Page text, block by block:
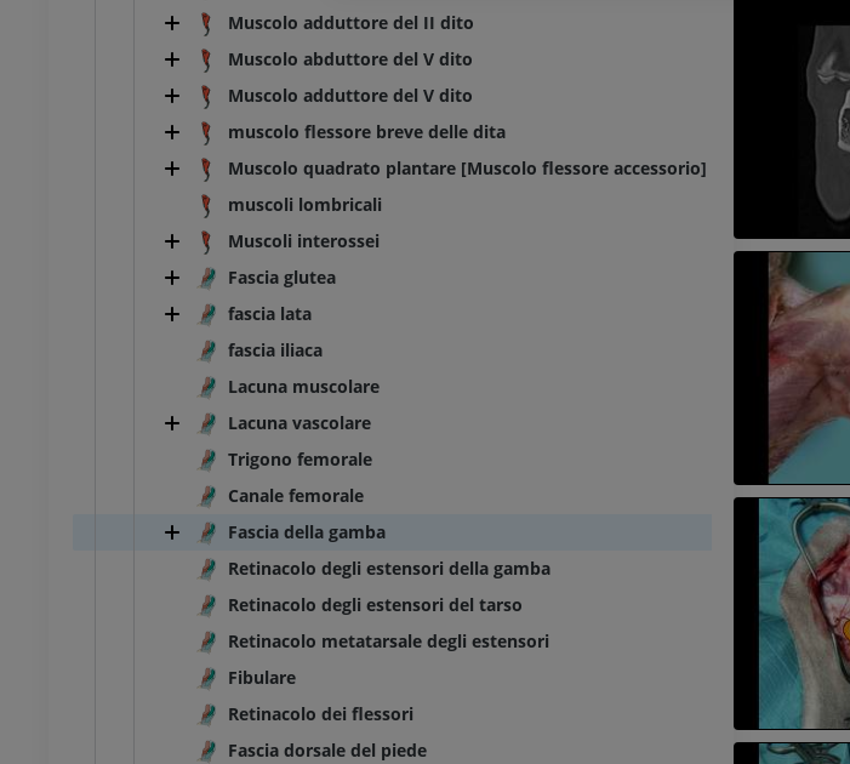
Muscolo adduttore del II dito
Muscolo abduttore del V dito
Muscolo adduttore del V dito
muscolo flessore breve delle dita
Muscolo quadrato plantare [Muscolo flessore accessorio]
muscoli lombricali
Muscoli interossei
Fascia glutea
fascia lata
fascia iliaca
Lacuna muscolare
Lacuna vascolare
Trigono femorale
Canale femorale
Fascia della gamba
Retinacolo degli estensori della gamba
Retinacolo degli estensori del tarso
Retinacolo metatarsale degli estensori
Fibulare
Retinacolo dei flessori
Fascia dorsale del piede